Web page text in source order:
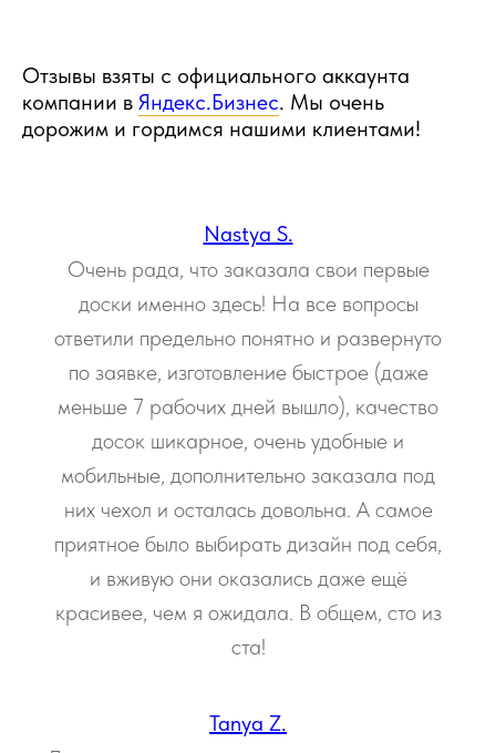
Отзывы взяты с официального аккаунта
компании в Яндекс.Бизнес. Мы очень
дорожим и гордимся нашими клиентами!
Nastya S.
Очень рада, что заказала свои первые
доски именно здесь! На все вопросы
ответили предельно понятно и развернуто
по заявке, изготовление быстрое (даже
меньше 7 рабочих дней вышло), качество
досок шикарное, очень удобные и
мобильные, дополнительно заказала под
них чехол и осталась довольна. А самое
приятное было выбирать дизайн под себя,
и вживую они оказались даже ещё
красивее, чем я ожидала. В общем, сто из
ста!
Tanya Z.